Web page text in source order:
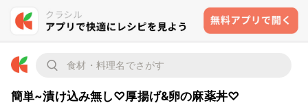
簡単~漬け込み無し♡厚揚げ&卵の麻薬丼♡